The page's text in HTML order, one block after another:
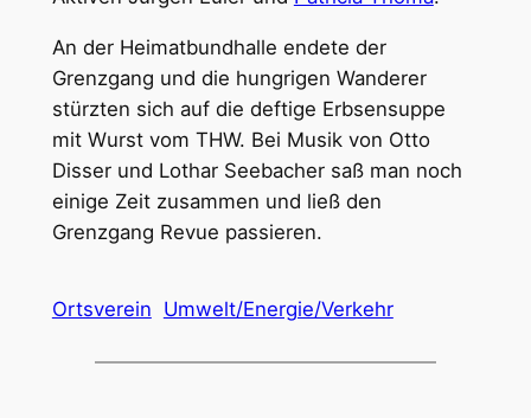
An der Heimatbundhalle endete der
Grenzgang und die hungrigen Wanderer
stürzten sich auf die deftige Erbsensuppe
mit Wurst vom THW. Bei Musik von Otto
Disser und Lothar Seebacher saß man noch
einige Zeit zusammen und ließ den
Grenzgang Revue passieren.
Ortsverein Umwelt/Energie/Verkehr